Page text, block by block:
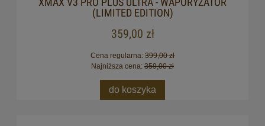
(LIMITED EDITION)
359,00 zł
Cena regularna: 399,00 zł
Najniższa cena: 359,00 zł
do koszyka